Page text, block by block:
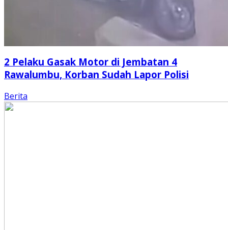
2 Pelaku Gasak Motor di Jembatan 4
Rawalumbu, Korban Sudah Lapor Polisi
Berita